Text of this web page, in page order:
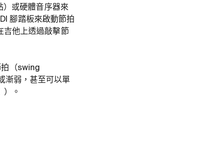
）或硬體音序器來
腳踏板來啟動節拍
吉他上透過敲擊節
（swing
漸弱，甚至可以單
。